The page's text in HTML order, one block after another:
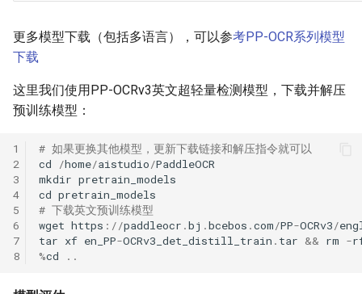
更多模型下载（包括多语言），可以参考PP-OCR系列模型
下载
这里我们使用PP-OCRv3英文超轻量检测模型，下载并解压
预训练模型：
1
2
3
4
5
6
7
8
# 如果更换其他模型，更新下载链接和解压指令就可以
cd
/home/aistudio/PaddleOCR
mkdir pretrain_models
cd pretrain_models
# 下载英文预训练模型
wget https : //paddleocr .bj .bcebos .com/PP-OCRv3/
tar xf en_PP-OCRv3_det_distill_train . tar && rm -
%cd ..